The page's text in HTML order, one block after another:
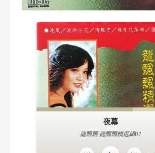
夜幕
龍飄飄 龍飄飄精選輯01